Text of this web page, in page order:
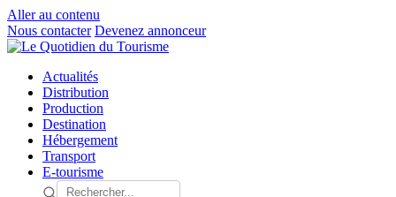
Aller au contenu
Nous contacter Devenez annonceur
Actualités
Distribution
Production
Destination
Hébergement
Transport
E-tourisme